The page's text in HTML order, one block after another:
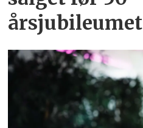
årsjubileumet